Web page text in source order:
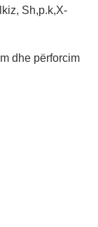
Sh,p.k,X-
dhe përforcim